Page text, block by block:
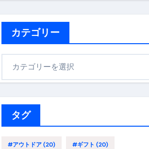
目的別に失敗しない
散り対策の選び方
カテゴリー
タグ
#アウトドア(20) #ギフト (20)